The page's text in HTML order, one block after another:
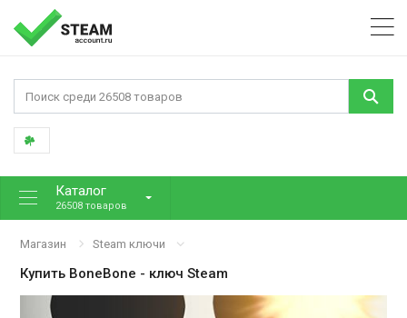
Каталог
26508 товаров
Магазин Steam ключи
Купить BoneBone - ключ Steam